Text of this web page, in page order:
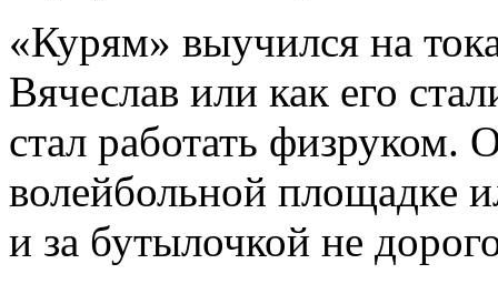
«Курям» выучился на
Вячеслав или как его
стал работать физруком.
волейбольной площадке
и за бутылочкой не